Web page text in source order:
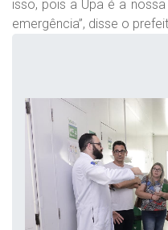
isso, pois a Upa é a
emergência”, disse o